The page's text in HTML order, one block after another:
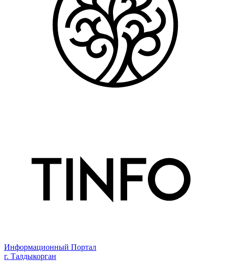
Информационный Портал
г. Талдыкорган